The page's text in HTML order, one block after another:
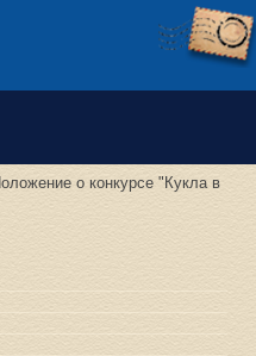
о конкурсе "Кукла в